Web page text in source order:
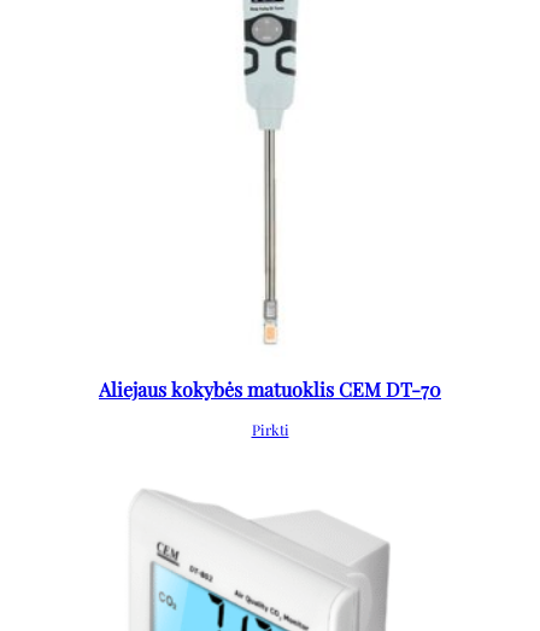
Aliejaus kokybės matuoklis CEM DT-70
Pirkti